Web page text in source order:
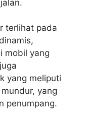
terlihat pada
mobil yang
yang meliputi
yang
penumpang.